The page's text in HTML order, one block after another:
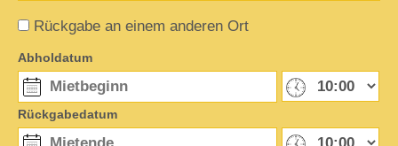
Rückgabe an einem anderen Ort
Abholdatum
Rückgabedatum